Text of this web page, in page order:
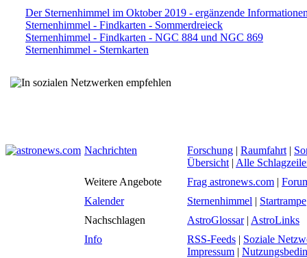
Der Sternenhimmel im Oktober 2019 - ergänzende
Sternenhimmel - Findkarten - Sommerdreieck
Sternenhimmel - Findkarten - NGC 884 und NGC 869
Sternenhimmel - Sternkarten
Nachrichten Forschung | Raumfahrt |
Übersicht | Alle
Weitere Angebote
Frag astronews.com |
Kalender
Sternenhimmel | Startrampe
Nachschlagen
AstroGlossar| AstroLinks
Info
RSS-Feeds | Soziale
Impressum |